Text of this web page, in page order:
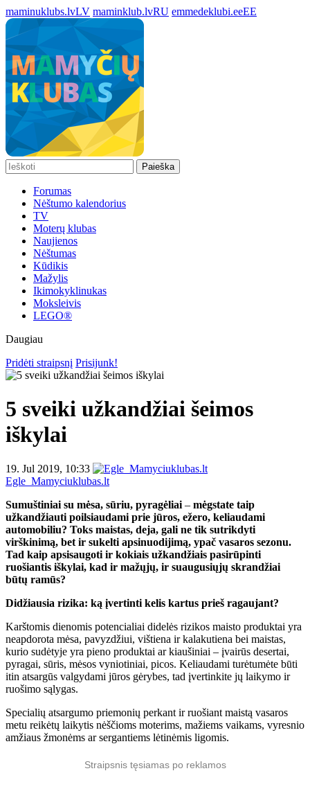
maminuklubs.lvLV maminklub.lvRU emmedeklubi.eeEE
Paieška
Forumas
Nėštumo kalendorius
TV
Moterų klubas
Naujienos
Nėštumas
Kūdikis
Mažylis
Ikimokyklinukas
Moksleivis
LEGO®
Daugiau
Pridėti straipsnį Prisijunk!
5 sveiki užkandžiai šeimos
iškylai
19. Jul 2019, 10:33
Egle_Mamyciuklubas.lt
Sumuštiniai su mėsa, sūriu, pyragėliai – mėgstate taip
užkandžiauti poilsiaudami prie jūros, ežero, keliaudami
automobiliu? Toks maistas, deja, gali ne tik sutrikdyti
virškinimą, bet ir sukelti apsinuodijimą, ypač vasaros sezonu.
Tad kaip apsisaugoti ir kokiais užkandžiais pasirūpinti
ruošiantis iškylai, kad ir mažųjų, ir suaugusiųjų skrandžiai
būtų ramūs?
Didžiausia rizika: ką įvertinti kelis kartus prieš ragaujant?
Karštomis dienomis potencialiai didelės rizikos maisto produktai yra
neapdorota mėsa, pavyzdžiui, vištiena ir kalakutiena bei maistas,
kurio sudėtyje yra pieno produktai ar kiaušiniai – įvairūs desertai,
pyragai, sūris, mėsos vyniotiniai, picos. Keliaudami turėtumėte būti
itin atsargūs valgydami jūros gėrybes, tad įvertinkite jų laikymo ir
ruošimo sąlygas.
Specialių atsargumo priemonių perkant ir ruošiant maistą vasaros
metu reikėtų laikytis nėščioms moterims, mažiems vaikams, vyresnio
amžiaus žmonėms ar sergantiems lėtinėmis ligomis.
Straipsnis tęsiamas po reklamos